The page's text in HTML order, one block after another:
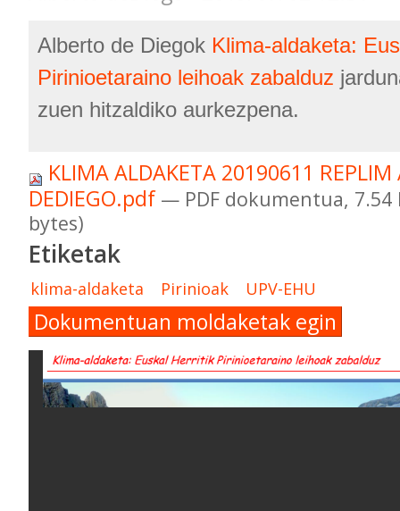
Alberto de Diegok Klima-aldaketa:
Pirinioetaraino leihoak zabalduz
zuen hitzaldiko aurkezpena.
KLIMA ALDAKETA 20190611 REPLIM
DEDIEGO.pdf — PDF dokumentua, 7.54
bytes)
Etiketak
klima-aldaketa Pirinioak UPV-EHU
Dokumentuan moldaketak egin